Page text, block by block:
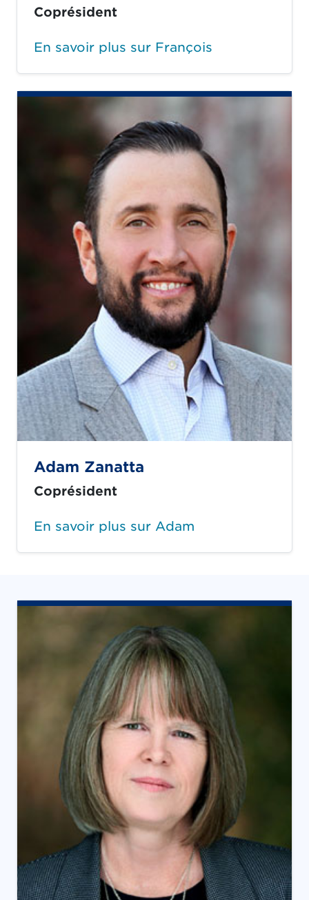
Coprésident
En savoir plus sur François
Adam Zanatta
Coprésident
En savoir plus sur Adam